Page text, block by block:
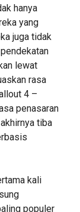
hanya
yang
juga tidak
lewat
rasa
4 –
penasaran
tiba
kali
populer